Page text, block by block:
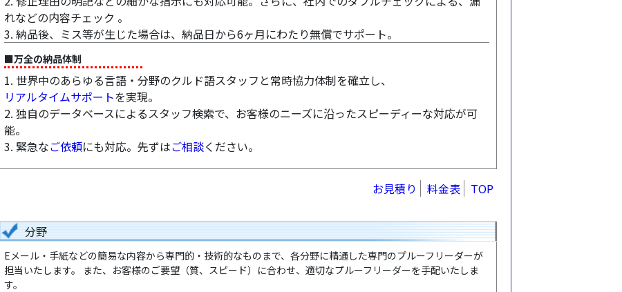
れなどの内容チェック 。
3. 納品後、ミス等が生じた場合は、納品日から6ヶ月にわたり無償でサポート。
■万全の納品体制
1. 世界中のあらゆる言語・分野のクルド語スタッフと常時協力体制を確立し、
リアルタイムサポートを実現。
2. 独自のデータベースによるスタッフ検索で、お客様のニーズに沿ったスピーディーな対応が可
能。
3. 緊急なご依頼にも対応。先ずはご相談ください。
お見積り 料金表 TOP
分野
Eメール・手紙などの簡易な内容から専門的・技術的なものまで、各分野に精通した専門のプルーフリーダーが
担当いたします。 また、お客様のご要望（質、スピード）に合わせ、適切なプルーフリーダーを手配いたしま
す。